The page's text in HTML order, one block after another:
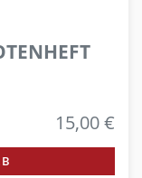
15,00 €